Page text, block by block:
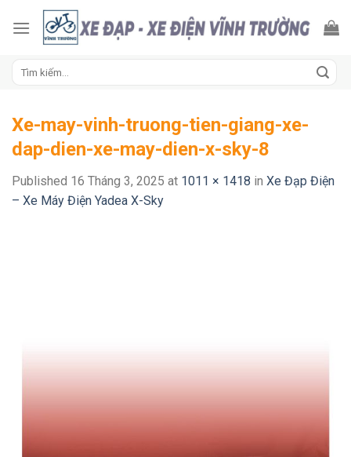
Xe-may-vinh-truong-tien-giang-xe-
dap-dien-xe-may-dien-x-sky-8
Published 16 Tháng 3, 2025 at 1011 × 1418 in Xe Đạp Điện
– Xe Máy Điện Yadea X-Sky